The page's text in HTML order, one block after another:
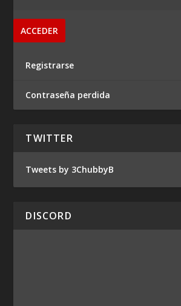
Registrarse
Contraseña perdida
TWITTER
Tweets by 3ChubbyB
DISCORD